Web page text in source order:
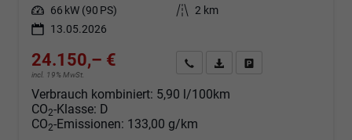
Leistung 66 kW (90 PS) Kilometerstand 2 km
13.05.2026
24.150,– €
incl. 19% MwSt.
Angebot anfordern
Fahrzeugexpose (PDF)
Verbrauch kombiniert: 5,90 l/100km
CO2-Klasse: D
CO2-Emissionen: 133,00 g/km